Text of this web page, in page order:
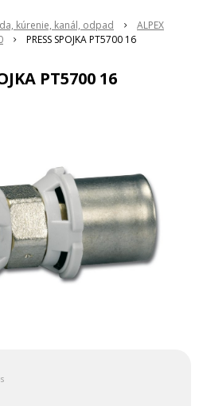
kúrenie, kanál, odpad
ALPEX
PRESS SPOJKA PT5700 16
PT5700 16